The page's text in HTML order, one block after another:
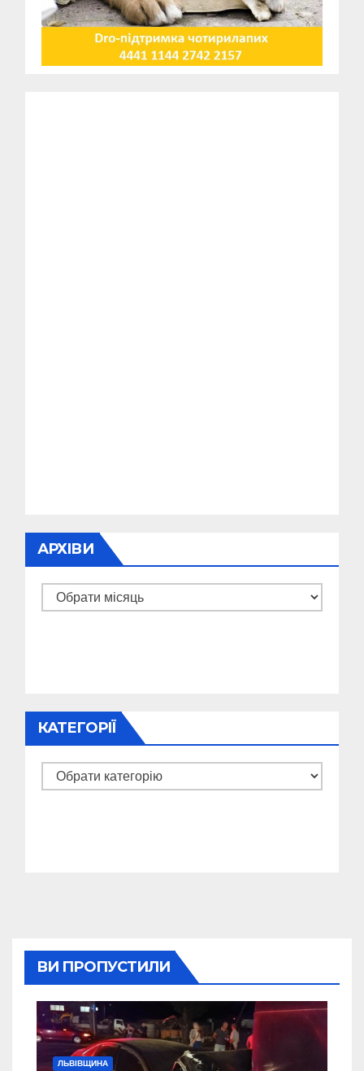
АРХІВИ
Архіви
КАТЕГОРІЇ
Категорії
ВИ ПРОПУСТИЛИ
ЛЬВІВЩИНА